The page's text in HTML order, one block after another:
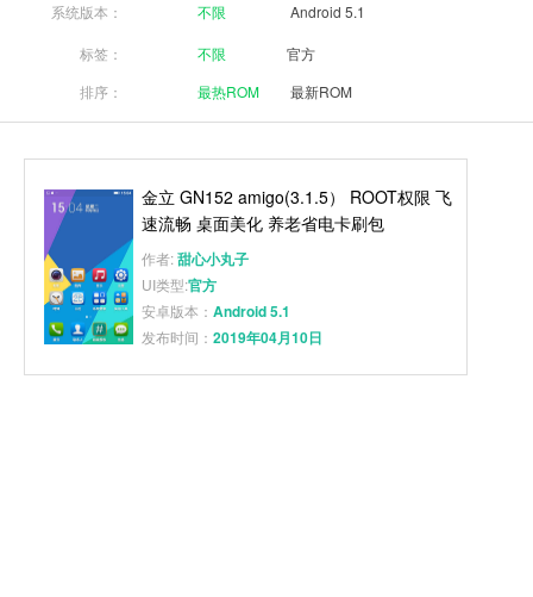
系统版本： 不限 Android 5.1
标签： 不限
官方
排序：
最热ROM 最新ROM
金立 GN152 amigo(3.1.5） ROOT权限 飞
速流畅 桌面美化 养老省电卡刷包
作者:甜心小丸子
UI类型:官方
安卓版本： Android 5.1
发布时间： 2019年04月10日